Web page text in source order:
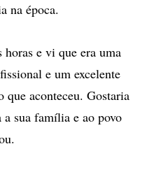
na época.
e vi que era uma
e um excelente
que aconteceu. Gostaria
sua família e ao povo